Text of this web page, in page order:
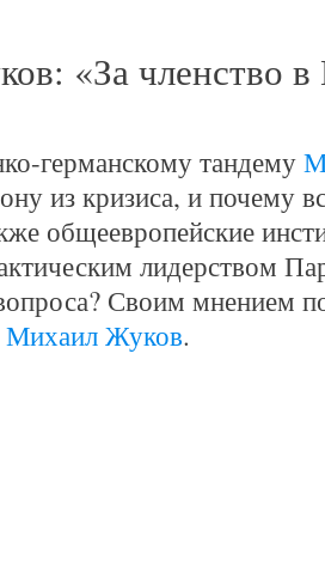
«За членство
германскому тандему
из кризиса, и почему
общеевропейские
лидерством
Своим мнением
Михаил Жуков.